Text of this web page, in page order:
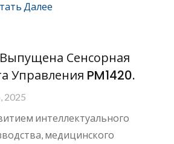
Далее
Сенсорная
Управления PM1420.
2025
интеллектуального
медицинского